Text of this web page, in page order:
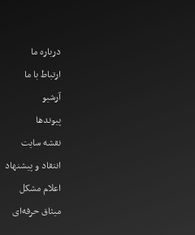
درباره ما
ارتباط با ما
آرشیو
پیوندها
نقشه سایت
انتقاد و پیشنهاد
اعلام مشکل
میثاق حرفه‌ای